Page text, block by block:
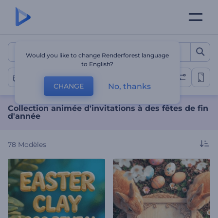
Collection animée
Fêtes de fin d'année
Collection animée d'invitations à des fêtes de fin
d'année
78 Modèles
Would you like to change Renderforest language
to English?
CHANGE No, thanks